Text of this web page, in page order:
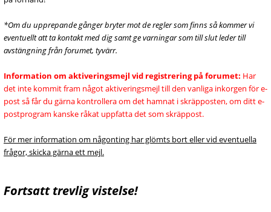
*Om du upprepande gånger bryter mot de regler som finns så kommer vi
eventuellt att ta kontakt med dig samt ge varningar som till slut leder till
avstängning från forumet, tyvärr.
Information om aktiveringsmejl vid registrering på forumet: Har
det inte kommit fram något aktiveringsmejl till den vanliga inkorgen för e-
post så får du gärna kontrollera om det hamnat i skräpposten, om ditt e-
postprogram kanske råkat uppfatta det som skräppost.
För mer information om någonting har glömts bort eller vid eventuella
frågor, skicka gärna ett mejl.
Fortsatt trevlig vistelse!